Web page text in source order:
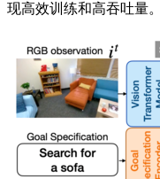
现高效训练和高吞吐量。